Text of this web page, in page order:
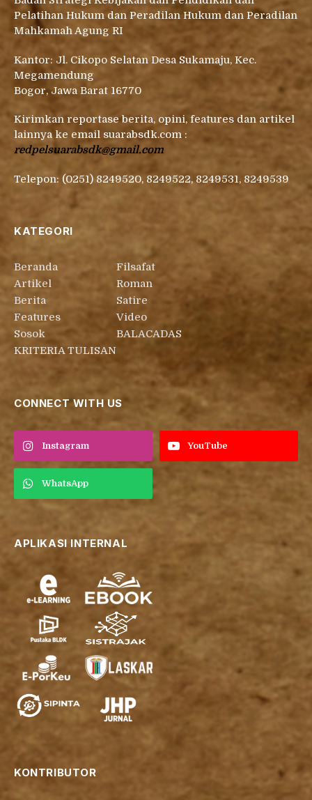
Pelatihan Hukum dan Peradilan Hukum dan Peradilan
Mahkamah Agung RI
Kantor: Jl. Cikopo Selatan Desa Sukamaju, Kec.
Megamendung
Bogor, Jawa Barat 16770
Kirimkan reportase berita, opini, features dan artikel
lainnya ke email suarabsdk.com :
redpelsuarabsdk@gmail.com
Telepon: (0251) 8249520, 8249522, 8249531, 8249539
KATEGORI
Beranda
Artikel
Berita
Features
Sosok
KRITERIA TULISAN
Filsafat
Roman
Satire
Video
BALACADAS
CONNECT WITH US
Instagram YouTube
WhatsApp
APLIKASI INTERNAL
KONTRIBUTOR